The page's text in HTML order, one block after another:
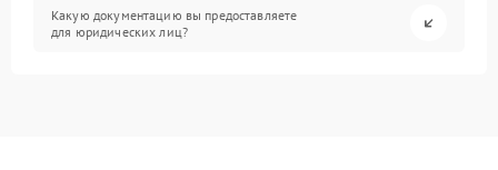
Какую документацию вы предоставляете
для юридических лиц?